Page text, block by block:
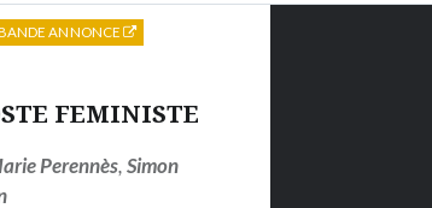
FEMINISTE
Perennès,Simon
ANNONCE